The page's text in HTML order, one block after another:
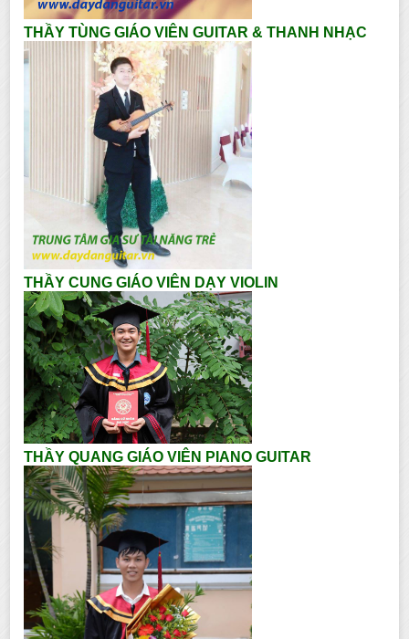
THẦY TÙNG GIÁO VIÊN GUITAR & THANH NHẠC
THẦY CUNG GIÁO VIÊN DẠY VIOLIN
THẦY QUANG GIÁO VIÊN PIANO GUITAR